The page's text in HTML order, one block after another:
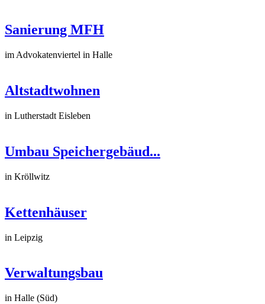
Sanierung MFH
im Advokatenviertel in Halle
Altstadtwohnen
in Lutherstadt Eisleben
Umbau Speichergebäud...
in Kröllwitz
Kettenhäuser
in Leipzig
Verwaltungsbau
in Halle (Süd)